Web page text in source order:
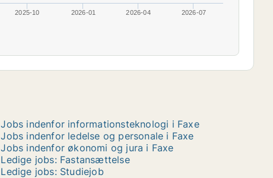
2025-10 2026-01 2026-04 2026-07
Jobs indenfor informationsteknologi i Faxe
Jobs indenfor ledelse og personale i Faxe
Jobs indenfor økonomi og jura i Faxe
Ledige jobs: Fastansættelse
Ledige jobs: Studiejob